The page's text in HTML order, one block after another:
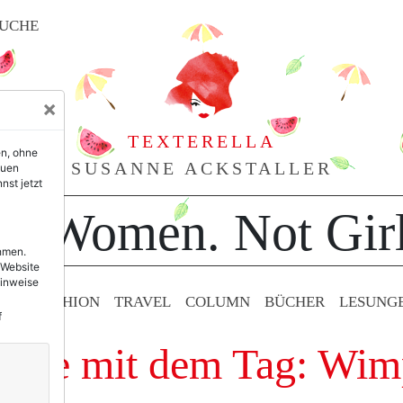
TEXTERELLA
SUSANNE ACKSTALLER
Women. Not
& FASHION TRAVEL COLUMN BÜCHER
mit dem Tag:
×
ohne
jetzt